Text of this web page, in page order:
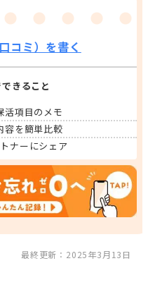
コミ）を書く
きること
活項目のメモ
容を簡単比較
ナーにシェア
最終更新：2025年3月13日